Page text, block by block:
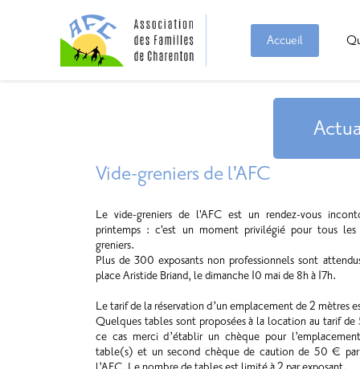
Accueil
Vide-greniers de l'AFC
Le vide-greniers de l'AFC est un rendez-vous
printemps : c'est un moment privilégié pour tous les
greniers.
Plus de 300 exposants non professionnels sont
place Aristide Briand, le dimanche 10 mai de 8h à 17h.
Le tarif de la réservation d’un emplacement de 2 mètres
Quelques tables sont proposées à la location au tarif
ce cas merci d’établir un chèque pour
table(s) et un second chèque de caution de 50 €